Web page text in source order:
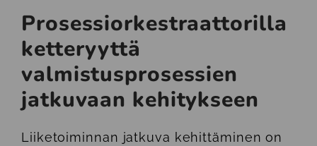
Prosessi­orkestraattorilla
ketteryyttä
valmistusprosessien
jatkuvaan kehitykseen
Liiketoiminnan jatkuva kehittäminen on